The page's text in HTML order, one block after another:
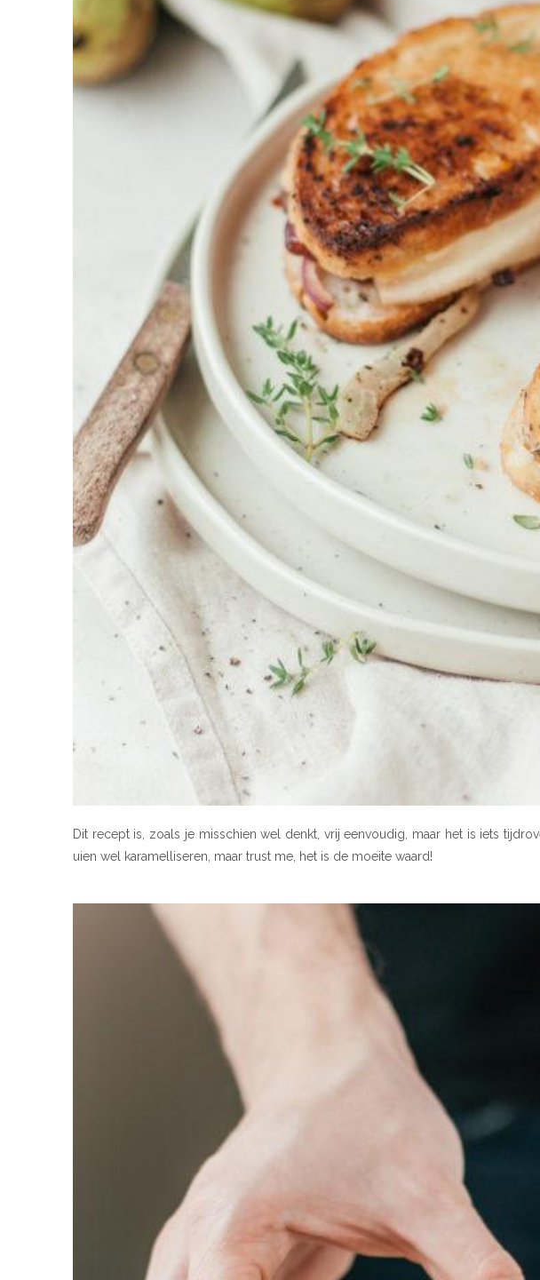
Dit recept is, zoals je misschien wel denkt, vrij eenvoudig, maar het is iets
uien wel karamelliseren, maar trust me, het is de moeite waard!